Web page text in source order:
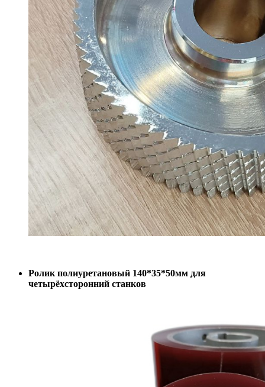
Ролик полиуретановый 140*35*50мм для
четырёхсторонний станков